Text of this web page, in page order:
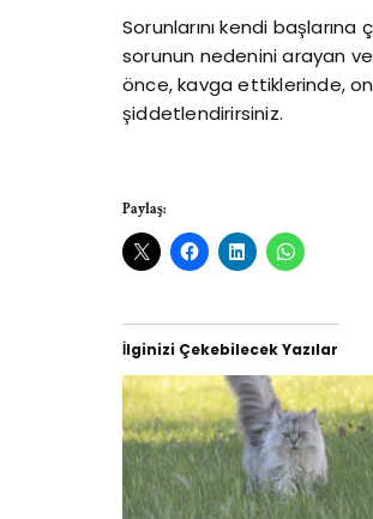
Sorunlarını kendi
sorunun nedenini arayan ve
önce, kavga ettiklerinde,
şiddetlendirirsiniz.
Paylaş:
İlginizi Çekebilecek Yazılar